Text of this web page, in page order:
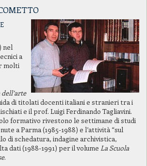
nel
a
molti
di titolati docenti italiani e stranieri tra i
e il prof. Luigi Ferdinando Tagliavini.
formativo rivestono le settimane di studi
a Parma (1985-1988) e l’attività “sul
di schedatura, indagine archivistica,
dati (1988-1991) per il volume La Scuola
.